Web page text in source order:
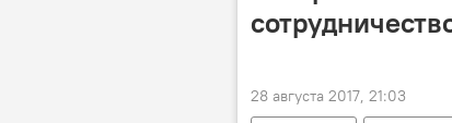
28 августа 2017, 21:03